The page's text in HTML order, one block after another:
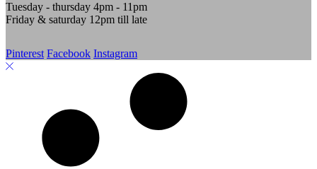
Tuesday - thursday 4pm - 11pm
Friday & saturday 12pm till late
Pinterest Facebook Instagram